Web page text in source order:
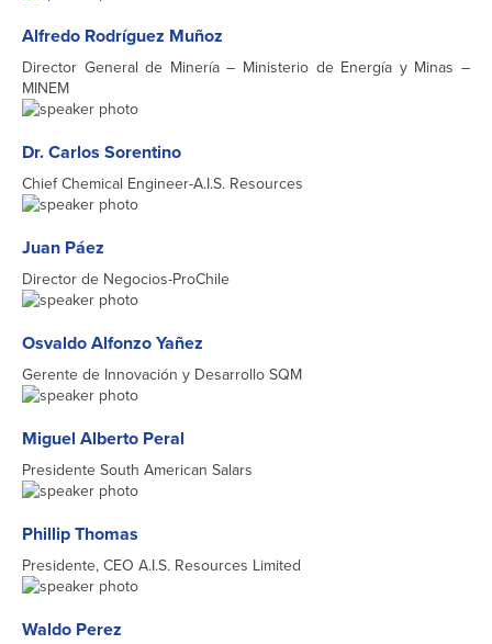
Alfredo Rodríguez Muñoz
Director General de Minería – Ministerio de Energía y Minas –
MINEM
Dr. Carlos Sorentino
Chief Chemical Engineer-A.I.S. Resources
Juan Páez
Director de Negocios-ProChile
Osvaldo Alfonzo Yañez
Gerente de Innovación y Desarrollo SQM
Miguel Alberto Peral
Presidente South American Salars
Phillip Thomas
Presidente, CEO A.I.S. Resources Limited
Waldo Perez